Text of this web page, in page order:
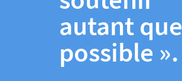
autant que
possible ».